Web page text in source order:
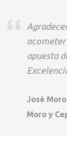
apuesta
José
Moro y